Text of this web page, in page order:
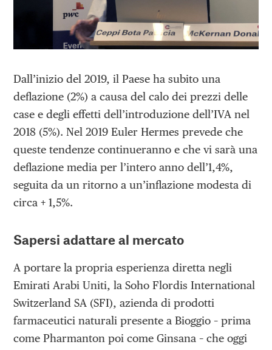
Dall’inizio del 2019, il Paese ha subito una
deflazione (2%) a causa del calo dei prezzi delle
case e degli effetti dell’introduzione dell’IVA nel
2018 (5%). Nel 2019 Euler Hermes prevede che
queste tendenze continueranno e che vi sarà una
deflazione media per l’intero anno dell’1,4%,
seguita da un ritorno a un’inflazione modesta di
circa + 1,5%.
Sapersi adattare al mercato
A portare la propria esperienza diretta negli
Emirati Arabi Uniti, la Soho Flordis International
Switzerland SA (SFI), azienda di prodotti
farmaceutici naturali presente a Bioggio – prima
come Pharmanton poi come Ginsana – che oggi